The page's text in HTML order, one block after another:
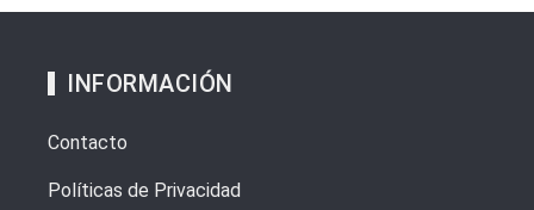
INFORMACIÓN
Contacto
Políticas de Privacidad